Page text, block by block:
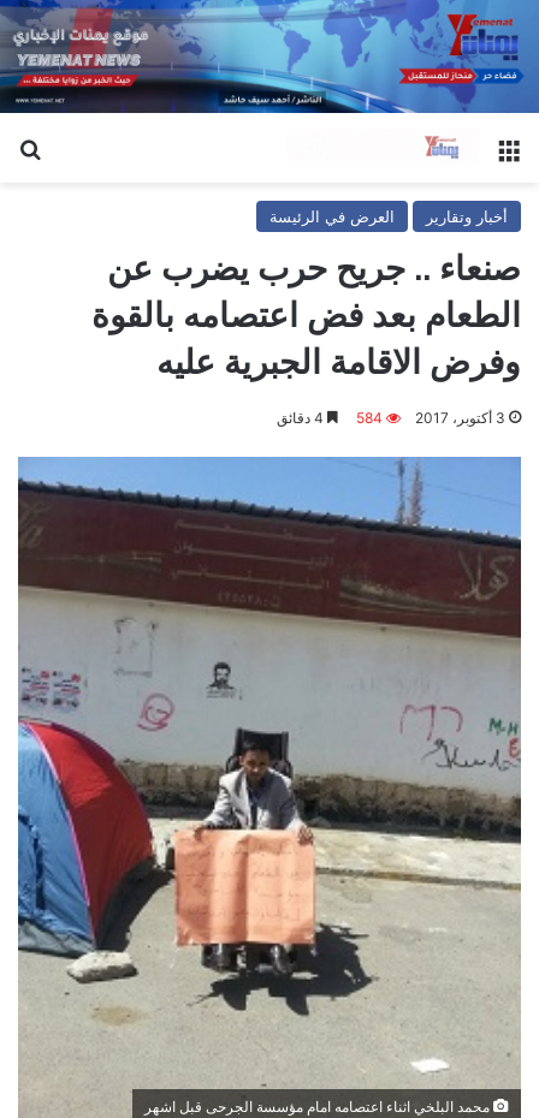
القائمة
أخبار وتقارير العرض في الرئيسة
صنعاء .. جريح حرب يضرب عن
الطعام بعد فض اعتصامه بالقوة
وفرض الاقامة الجبرية عليه
3 أكتوبر، 2017 584
محمد البلخي اثناء اعتصامه امام مؤسسة الجرحى قبل اشهر